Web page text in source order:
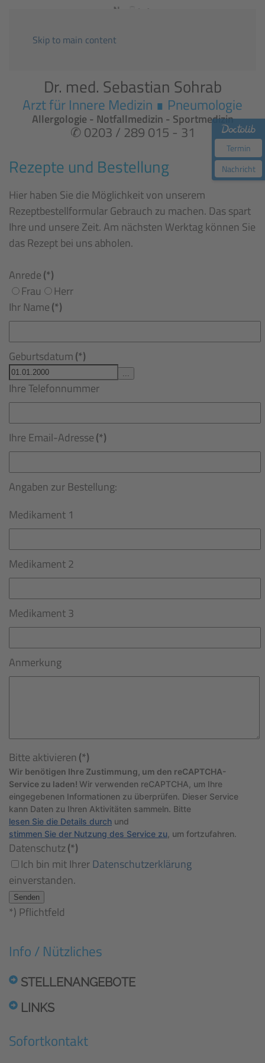
Skip to main content
Dr. med. Sebastian Sohrab
Arzt für Innere Medizin ∎ Pneumologie
Allergologie - Notfallmedizin - Sportmedizin
✆ 0203 / 289 015 - 31
Rezepte und Bestellung
Hier haben Sie die Möglichkeit von unserem
Rezeptbestellformular Gebrauch zu machen. Das spart
Ihre und unsere Zeit. Am nächsten Werktag können Sie
das Rezept bei uns abholen.
Anrede(*)
Frau
Herr
Ihr Name(*)
Geburtsdatum(*)
...
Ihre Telefonnummer
Ihre Email-Adresse(*)
Angaben zur Bestellung:
Medikament 1
Medikament 2
Medikament 3
Anmerkung
Bitte aktivieren (*)
Wir benötigen Ihre Zustimmung, um den reCAPTCHA-
Service zu laden! Wir verwenden reCAPTCHA, um Ihre
eingegebenen Informationen zu überprüfen. Dieser Service
kann Daten zu Ihren Aktivitäten sammeln. Bitte
lesen Sie die Details durch und
stimmen Sie der Nutzung des Service zu , um fortzufahren.
Datenschutz(*)
Ich bin mit IhrerDatenschutzerklärung
einverstanden.
Senden
*) Pflichtfeld
Info / Nützliches
STELLENANGEBOTE
LINKS
Sofortkontakt
Termin
Nachricht